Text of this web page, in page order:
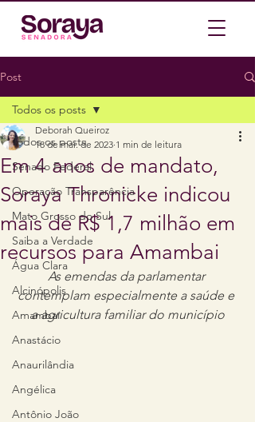
Post
Todos os posts
Senado Federal
Operação Transparência
Mato Grosso do Sul
Saiba a Verdade
Água Clara
Alcinópolis
Amambaí
Anastácio
Anaurilândia
Angélica
Antônio João
Todos os posts
Em 4 anos de mandato,
Soraya Thronicke indicou
mais de R$ 1,7 milhão em
recursos para Amambai
Deborah Queiroz
18 de mai. de 2023 1 min de leitura
As emendas da parlamentar
contemplam especialmente a saúde e
a agricultura familiar do município